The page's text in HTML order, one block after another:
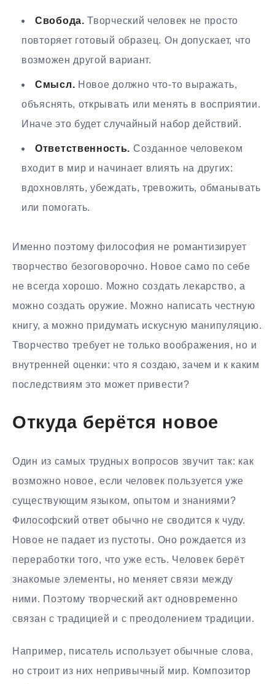
Свобода. Творческий человек не просто
повторяет готовый образец. Он допускает, что
возможен другой вариант.
Смысл. Новое должно что-то выражать,
объяснять, открывать или менять в восприятии.
Иначе это будет случайный набор действий.
Ответственность. Созданное человеком
входит в мир и начинает влиять на других:
вдохновлять, убеждать, тревожить, обманывать
или помогать.
Именно поэтому философия не романтизирует
творчество безоговорочно. Новое само по себе
не всегда хорошо. Можно создать лекарство, а
можно создать оружие. Можно написать честную
книгу, а можно придумать искусную манипуляцию.
Творчество требует не только воображения, но и
внутренней оценки: что я создаю, зачем и к каким
последствиям это может привести?
Откуда берётся новое
Один из самых трудных вопросов звучит так: как
возможно новое, если человек пользуется уже
существующим языком, опытом и знаниями?
Философский ответ обычно не сводится к чуду.
Новое не падает из пустоты. Оно рождается из
переработки того, что уже есть. Человек берёт
знакомые элементы, но меняет связи между
ними. Поэтому творческий акт одновременно
связан с традицией и с преодолением традиции.
Например, писатель использует обычные слова,
но строит из них непривычный мир. Композитор